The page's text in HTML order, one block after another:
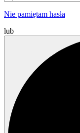
Nie pamiętam hasła
lub